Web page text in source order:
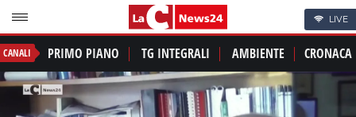
LIVE
CANALI PRIMO PIANO TG INTEGRALI AMBIENTE CRONACA